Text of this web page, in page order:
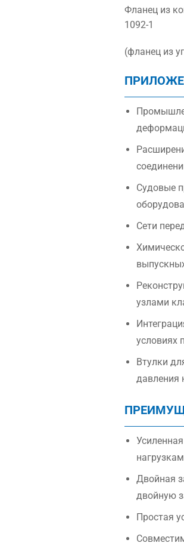
Фланец из
1092-1
(фланец из
Судовые
Сети
узлами
условиях
Втулки
давления
Двойная
двойную
Простая